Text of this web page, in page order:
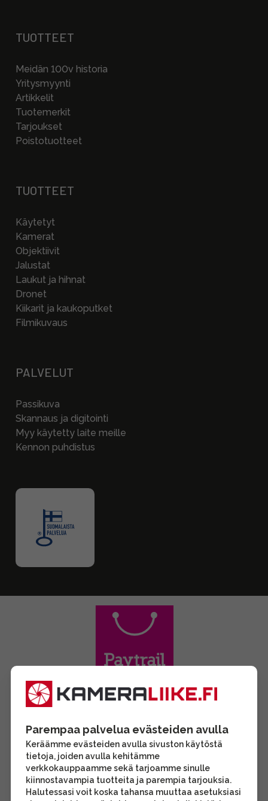
TUOTTEET
Meidän 100v historia
Yritysmyynti
Artikkelit
Tuotemerkit
Tarjoukset
Poistotuotteet
TUOTTEET
Käytetyt
Kamerat
Objektiivit
Jalustat
Laukut ja hihnat
Dronet
Kiikarit ja kaukoputket
Filmikuvaus
PALVELUT
Passikuva
Skannaus ja digitointi
Myy käytetty laite meille
Kennon puhdistus
Parempaa palvelua evästeiden avulla
Keräämme evästeiden avulla sivuston käytöstä
tietoja, joiden avulla kehitämme
verkkokauppaamme sekä tarjoamme sinulle
kiinnostavampia tuotteita ja parempia tarjouksia.
Halutessasi voit koska tahansa muuttaa asetuksiasi